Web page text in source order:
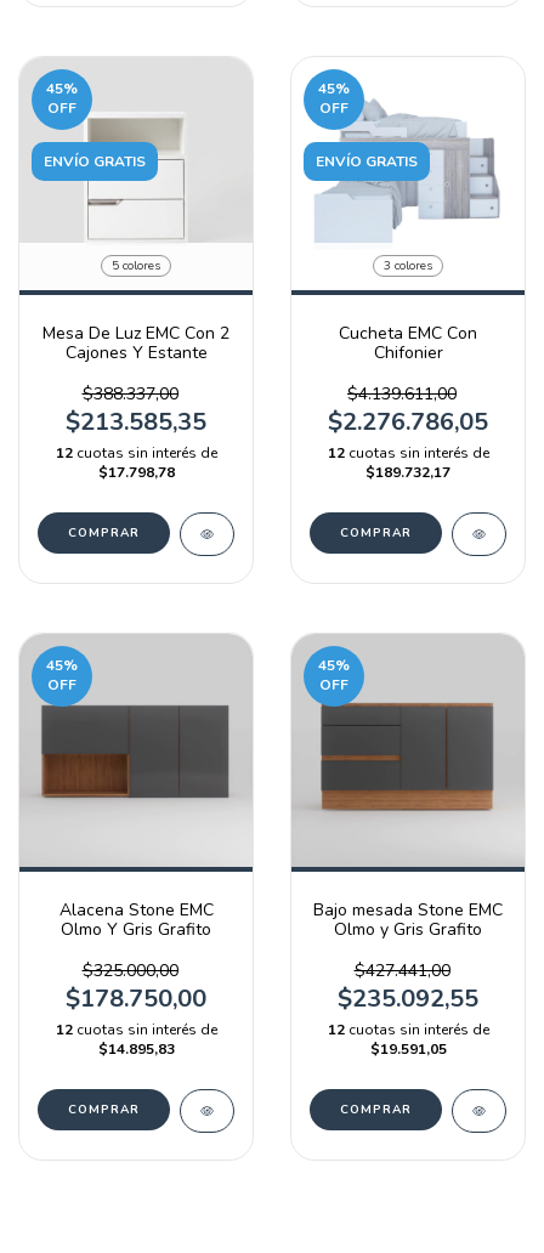
45%
OFF
ENVÍO GRATIS
5 colores
Mesa De Luz EMC Con 2
Cajones Y Estante
$388.337,00
$213.585,35
12 cuotas sin interés de
$17.798,78
COMPRAR
45%
OFF
ENVÍO GRATIS
3 colores
Cucheta EMC Con
Chifonier
$4.139.611,00
$2.276.786,05
12 cuotas sin interés de
$189.732,17
COMPRAR
45%
OFF
Alacena Stone EMC
Olmo Y Gris Grafito
$325.000,00
$178.750,00
12 cuotas sin interés de
$14.895,83
COMPRAR
45%
OFF
Bajo mesada Stone EMC
Olmo y Gris Grafito
$427.441,00
$235.092,55
12 cuotas sin interés de
$19.591,05
COMPRAR